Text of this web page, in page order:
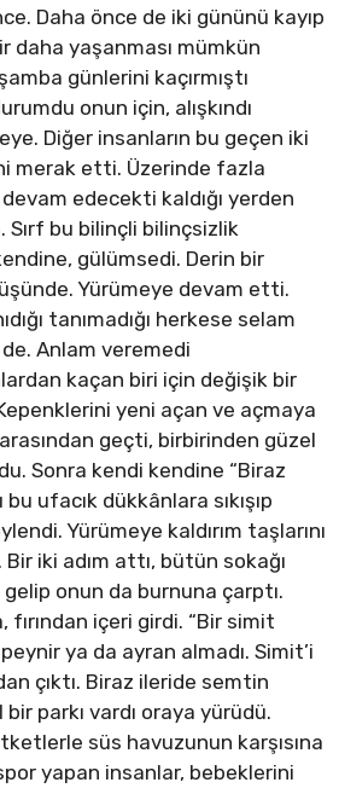
Daha önce de iki gününü kayıp
daha yaşanması mümkün
günlerini kaçırmıştı
onun için, alışkındı
Diğer insanların bu geçen iki
merak etti. Üzerinde fazla
edecekti kaldığı yerden
Sırf bu bilinçli bilinçsizlik
gülümsedi. Derin bir
Yürümeye devam etti.
tanımadığı herkese selam
Anlam veremedi
kaçan biri için değişik bir
yeni açan ve açmaya
geçti, birbirinden güzel
Sonra kendi kendine “Biraz
ufacık dükkânlara sıkışıp
Yürümeye kaldırım taşlarını
iki adım attı, bütün sokağı
onun da burnuna çarptı.
fırından içeri girdi. “Bir simit
ya da ayran almadı. Simit’i
çıktı. Biraz ileride semtin
parkı vardı oraya yürüdü.
süs havuzunun karşısına
yapan insanlar, bebeklerini